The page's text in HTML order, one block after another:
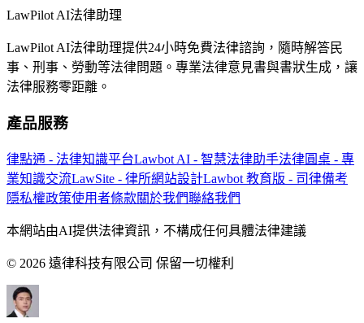
LawPilot AI法律助理
LawPilot AI法律助理提供24小時免費法律諮詢，隨時解答民
事、刑事、勞動等法律問題。專業法律意見書與書狀生成，讓
法律服務零距離。
產品服務
律點通 - 法律知識平台Lawbot AI - 智慧法律助手法律圓桌 - 專
業知識交流LawSite - 律所網站設計Lawbot 教育版 - 司律備考
隱私權政策使用者條款關於我們聯絡我們
本網站由AI提供法律資訊，不構成任何具體法律建議
© 2026 遠律科技有限公司 保留一切權利